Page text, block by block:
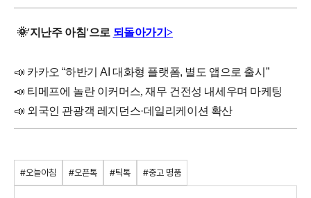
🌞'지난주 아침'으로 되돌아가기>
📣 카카오 “하반기 AI 대화형 플랫폼, 별도 앱으로 출시”
📣 티메프에 놀란 이커머스, 재무 건전성 내세우며 마케팅
📣 외국인 관광객 레지던스·데일리케이션 확산
#오늘아침 #오픈톡 #틱톡 #중고 명품